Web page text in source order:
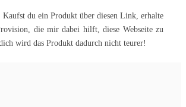
du ein Produkt über diesen Link, erhalte
die mir dabei hilft, diese Webseite zu
wird das Produkt dadurch nicht teurer!